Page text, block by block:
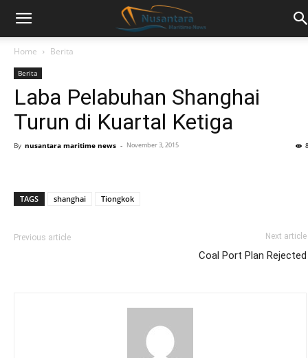
Home Berita
Berita
Laba Pelabuhan Shanghai
Turun di Kuartal Ketiga
By nusantara maritime news - November 3, 2015
TAGS shanghai Tiongkok
Previous article Next article
Coal Port Plan Rejected